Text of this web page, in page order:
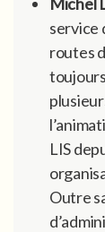
service
routes
LIS
Outre